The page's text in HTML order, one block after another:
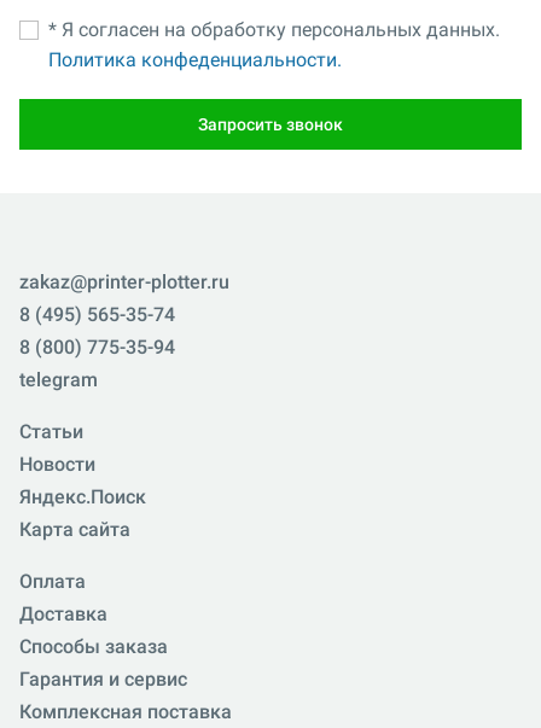
* Я согласен на обработку персональных данных.
Политика конфеденциальности.
Запросить звонок
zakaz@printer-plotter.ru
8 (495) 565-35-74
8 (800) 775-35-94
telegram
Статьи
Новости
Яндекс.Поиск
Карта сайта
Оплата
Доставка
Способы заказа
Гарантия и сервис
Комплексная поставка